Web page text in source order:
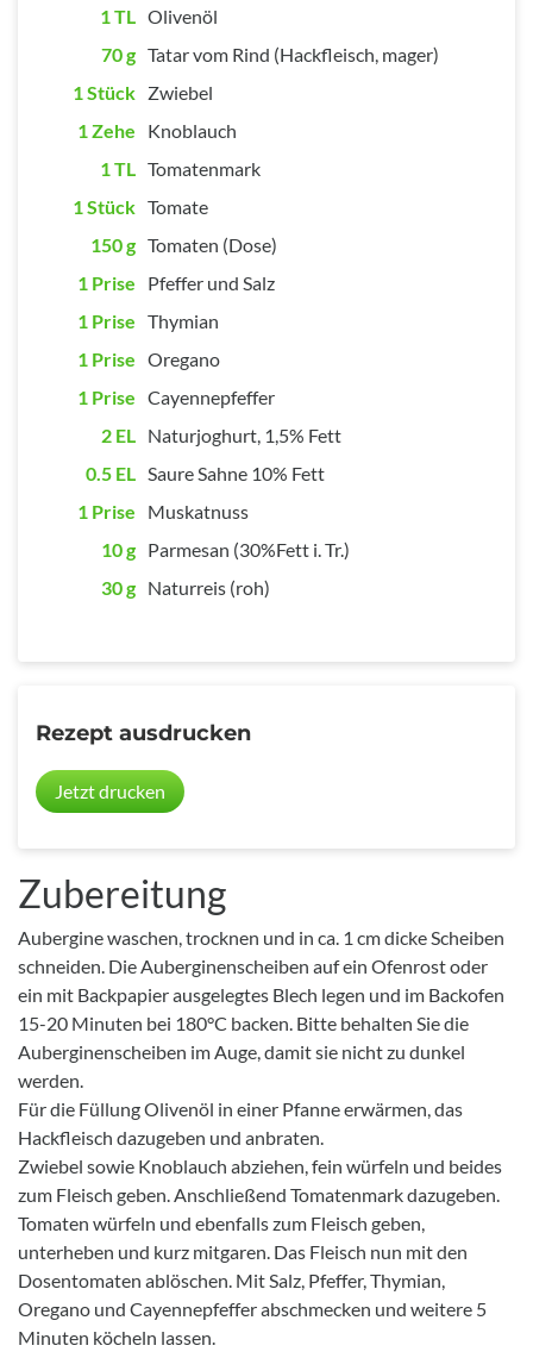
1 TL Olivenöl
70 g Tatar vom Rind (Hackfleisch, mager)
1 Stück Zwiebel
1 Zehe
Knoblauch
1 TL Tomatenmark
1 Stück Tomate
150 g Tomaten (Dose)
1 Prise
Pfeffer und Salz
1 Prise Thymian
1 Prise Oregano
1 Prise Cayennepfeffer
2 EL Naturjoghurt, 1,5% Fett
0.5 EL Saure Sahne 10% Fett
1 Prise
Muskatnuss
10 g Parmesan (30%Fett i. Tr.)
30 g Naturreis (roh)
Rezept ausdrucken
Jetzt drucken
Zubereitung
Aubergine waschen, trocknen und in ca. 1 cm dicke Scheiben
schneiden. Die Auberginenscheiben auf ein Ofenrost oder
ein mit Backpapier ausgelegtes Blech legen und im Backofen
15-20 Minuten bei 180°C backen. Bitte behalten Sie die
Auberginenscheiben im Auge, damit sie nicht zu dunkel
werden.
Für die Füllung Olivenöl in einer Pfanne erwärmen, das
Hackfleisch dazugeben und anbraten.
Zwiebel sowie Knoblauch abziehen, fein würfeln und beides
zum Fleisch geben. Anschließend Tomatenmark dazugeben.
Tomaten würfeln und ebenfalls zum Fleisch geben,
unterheben und kurz mitgaren. Das Fleisch nun mit den
Dosentomaten ablöschen. Mit Salz, Pfeffer, Thymian,
Oregano und Cayennepfeffer abschmecken und weitere 5
Minuten köcheln lassen.